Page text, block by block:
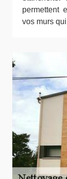
permettent
vos murs